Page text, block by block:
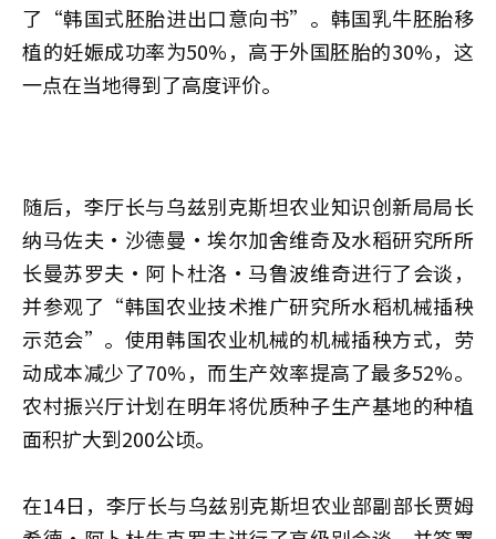
了“韩国式胚胎进出口意向书”。韩国乳牛胚胎移
植的妊娠成功率为50%，高于外国胚胎的30%，这
一点在当地得到了高度评价。
随后，李厅长与乌兹别克斯坦农业知识创新局局长
纳马佐夫·沙德曼·埃尔加舍维奇及水稻研究所所
长曼苏罗夫·阿卜杜洛·马鲁波维奇进行了会谈，
并参观了“韩国农业技术推广研究所水稻机械插秧
示范会”。使用韩国农业机械的机械插秧方式，劳
动成本减少了70%，而生产效率提高了最多52%。
农村振兴厅计划在明年将优质种子生产基地的种植
面积扩大到200公顷。
在14日，李厅长与乌兹别克斯坦农业部副部长贾姆